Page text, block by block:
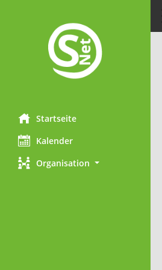
Startseite
Kalender
Organisation